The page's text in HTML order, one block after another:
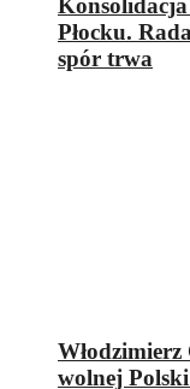
Płocku.
spór trwa
Włodzimierz
wolnej